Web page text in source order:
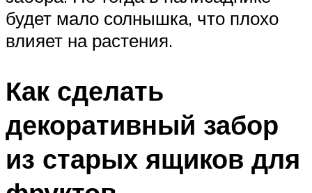
будет мало солнышка, что плохо
влияет на растения.
Как сделать
декоративный забор
из старых ящиков для